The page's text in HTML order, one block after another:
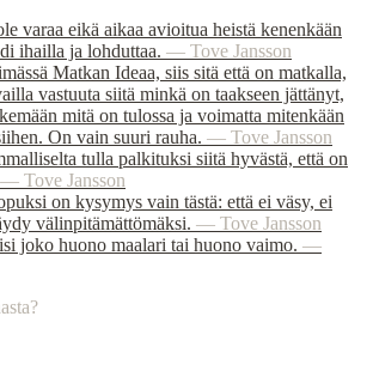
varaa eikä aikaa avioitua heistä kenenkään
ihailla ja lohduttaa. — Tove Jansson
Matkan Ideaa, siis sitä että on matkalla,
vastuuta siitä minkä on taakseen jättänyt,
mitä on tulossa ja voimatta mitenkään
On vain suuri rauha. — Tove Jansson
tulla palkituksi siitä hyvästä, että on
— Tove Jansson
on kysymys vain tästä: että ei väsy, ei
välinpitämättömäksi. — Tove Jansson
joko huono maalari tai huono vaimo. —